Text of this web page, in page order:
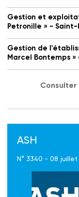
Gestion et
Petronille » -
Gestion de
Marcel Bontemps
ASH
N° 3340 - 08 juillet